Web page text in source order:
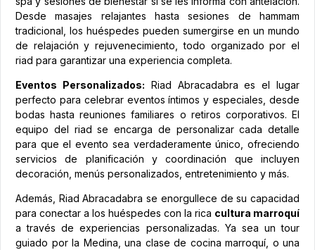
Desde masajes relajantes hasta sesiones de hammam
tradicional, los huéspedes pueden sumergirse en un mundo
de relajación y rejuvenecimiento, todo organizado por el
riad para garantizar una experiencia completa.
Eventos Personalizados: Riad Abracadabra es el lugar
perfecto para celebrar eventos íntimos y especiales, desde
bodas hasta reuniones familiares o retiros corporativos. El
equipo del riad se encarga de personalizar cada detalle
para que el evento sea verdaderamente único, ofreciendo
servicios de planificación y coordinación que incluyen
decoración, menús personalizados, entretenimiento y más.
Además, Riad Abracadabra se enorgullece de su capacidad
para conectar a los huéspedes con la rica cultura marroquí
a través de experiencias personalizadas. Ya sea un tour
guiado por la Medina, una clase de cocina marroquí, o una